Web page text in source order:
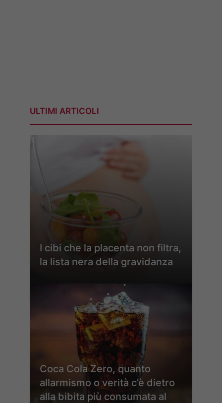
ULTIMI ARTICOLI
I cibi che la placenta non filtra,
la lista nera della gravidanza
Coca Cola Zero, quanto
allarmismo o verità c’è dietro
alla bibita più consumata al